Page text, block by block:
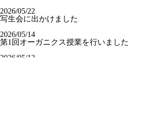
2026/05/22
写生会に出かけました
2026/05/14
第1回オーガニクス授業を行いました
2026/05/13